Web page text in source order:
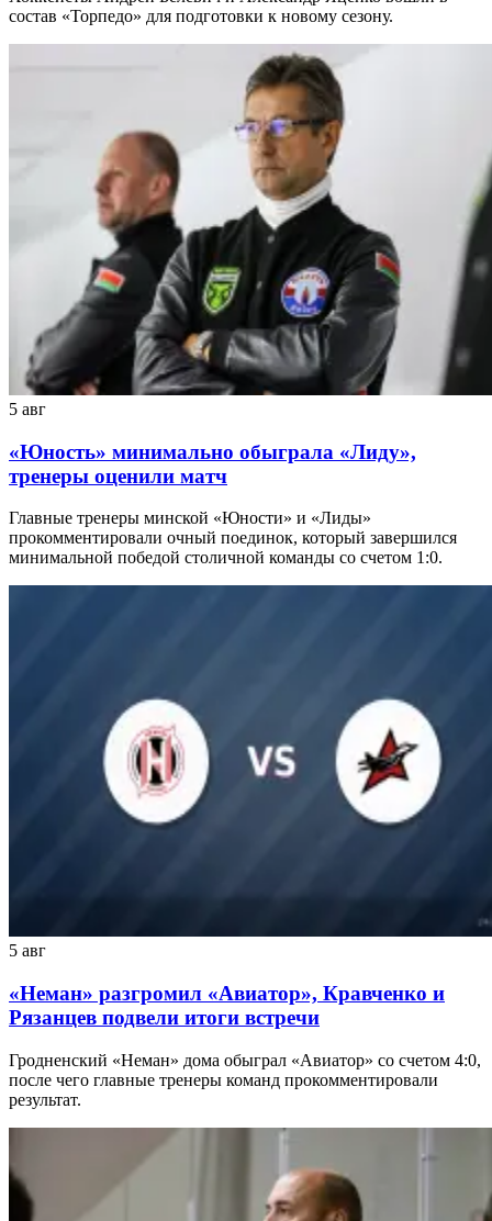
состав «Торпедо» для подготовки к новому сезону.
5 авг
«Юность» минимально обыграла «Лиду»,
тренеры оценили матч
Главные тренеры минской «Юности» и «Лиды»
прокомментировали очный поединок, который завершился
минимальной победой столичной команды со счетом 1:0.
5 авг
«Неман» разгромил «Авиатор», Кравченко и
Рязанцев подвели итоги встречи
Гродненский «Неман» дома обыграл «Авиатор» со счетом 4:0,
после чего главные тренеры команд прокомментировали
результат.